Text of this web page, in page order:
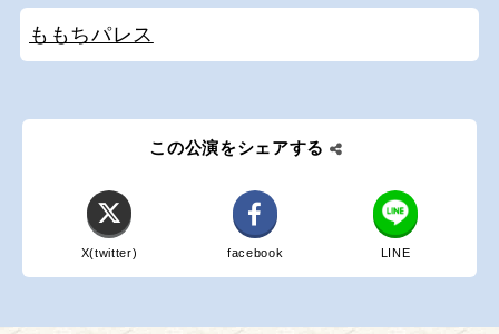
ももちパレス
この公演をシェアする
X(twitter) facebook LINE